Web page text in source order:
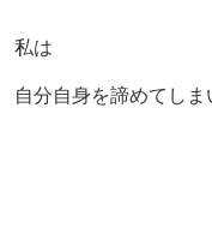
私は
自分自身を諦めてしま